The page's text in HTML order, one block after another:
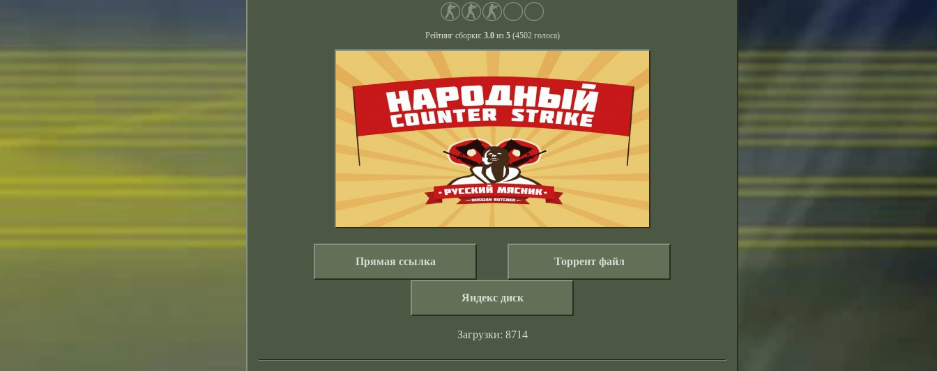
Рейтинг сборки: 3.0из 5(4502голоса)
Прямая ссылка Торрент файл
Яндекс диск
Загрузки: 8714